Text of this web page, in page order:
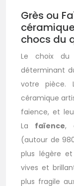
Grès ou
chocs du
Le choix
déterminant
votre pièce.
céramique
faïence, et
La faïence,
(autour de
plus légère
vives et
plus fragile